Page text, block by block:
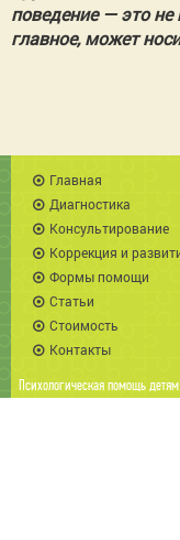
поведение — это не
главное, может
Главная
Диагностика
Консультирование
Коррекция и
Формы помощи
Статьи
Стоимость
Контакты
Психологическая помощь